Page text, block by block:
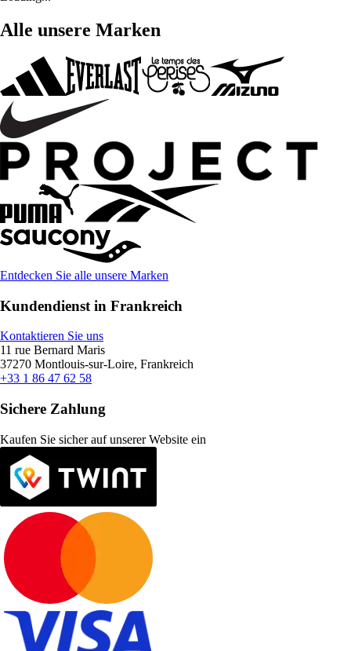
Alle unsere Marken
Entdecken Sie alle unsere Marken
Kundendienst in Frankreich
Kontaktieren Sie uns
11 rue Bernard Maris
37270 Montlouis-sur-Loire, Frankreich
+33 1 86 47 62 58
Sichere Zahlung
Kaufen Sie sicher auf unserer Website ein